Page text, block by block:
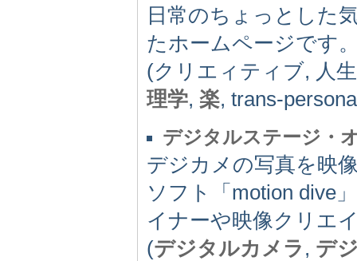
日常のちょっとした
たホームページです
(クリエィティブ, 人
理学, 楽, trans-
デジタルステージ・
デジカメの写真を映
ソフト「motion dive
イナーや映像クリエ
(デジタルカメラ , デ